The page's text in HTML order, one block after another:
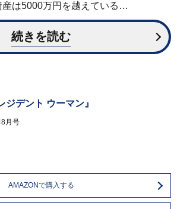
産は5000万円を越えている…
続きを読む
ジデント ウーマン』
月号
AMAZONで購入する